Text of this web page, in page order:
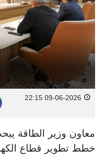
معاون وزير الطاقة
خطط تطوير قطاع